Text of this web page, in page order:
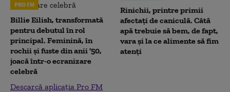
PRO FM
Billie Eilish, transformată
pentru debutul în rol
principal. Feminină, în
rochii și fuste din anii '50,
joacă într-o ecranizare
celebră
Descarcă aplicația Pro FM
Rinichii, printre primii
afectați de caniculă. Câtă
apă trebuie să bem, de fapt,
vara și la ce alimente să fim
atenți